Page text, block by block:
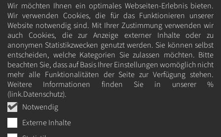
Wir möchten Ihnen ein optimales Webseiten-Erlebnis bieten.
Wir verwenden Cookies, die für das Funktionieren unserer
Website notwendig sind. Mit Ihrer Zustimmung verwenden wir
auch Cookies, die zur Anzeige externer Inhalte oder zu
anonymen Statistikzwecken genutzt werden. Sie können selbst
entscheiden, welche Kategorien Sie zulassen möchten. Bitte
beachten Sie, dass auf Basis Ihrer Einstellungen womöglich nicht
mehr alle Funktionalitäten der Seite zur Verfügung stehen.
Weitere Informationen finden Sie in unserer %
(link.Datenschutz).
Notwendig
Externe Inhalte